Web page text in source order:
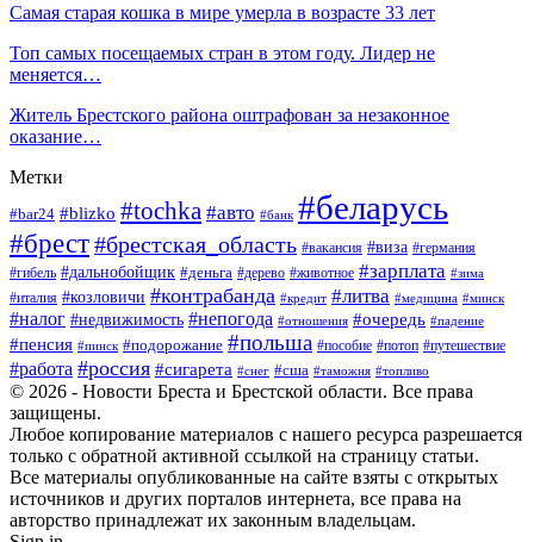
Самая старая кошка в мире умерла в возрасте 33 лет
Топ самых посещаемых стран в этом году. Лидер не
меняется…
Житель Брестского района оштрафован за незаконное
оказание…
Метки
#bar24 #blizko #tochka #авто #банк #беларусь
#брест#брестская_область #вакансия #виза #германия
#гибель #дальнобойщик #деньга #дерево #животное #зарплата #зима
#италия #козловичи #контрабанда #кредит #литва #медицина #минск
#налог #недвижимость #непогода #отношения #очередь #падение
#пенсия #пинск #подорожание #польша #пособие #потоп #путешествие
#работа #россия #сигарета #снег #сша #таможня #топливо
© 2026 - Новости Бреста и Брестской области. Все права
защищены.
Любое копирование материалов с нашего ресурса разрешается
только с обратной активной ссылкой на страницу статьи.
Все материалы опубликованные на сайте взяты с открытых
источников и других порталов интернета, все права на
авторство принадлежат их законным владельцам.